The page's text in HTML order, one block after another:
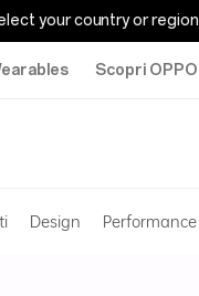
your country or region
Scopri OPPO
Design Performance